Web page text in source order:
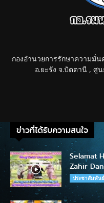
กองอำนวยการรักษาความมั่
อ.ยะรัง จ.ปัตตานี , ศู
ข่าวที่ได้รับความสนใจ
Selamat
Zahir
ประชาสัมพันธ์